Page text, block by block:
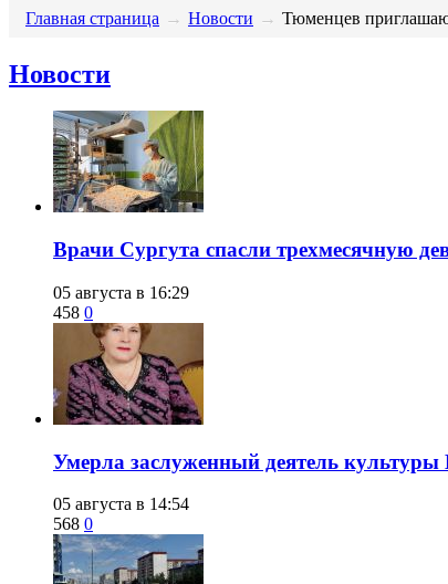
Главная страница → Новости → ​Тюменцев
Новости
​Врачи Сургута спасли трехмесячную
05 августа в 16:29
458 0
​Умерла заслуженный деятель
05 августа в 14:54
568 0